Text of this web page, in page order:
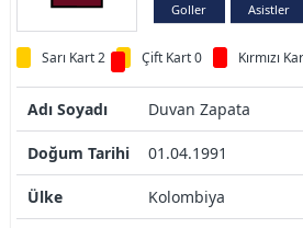
Goller Asistler
Sarı Kart 2 Çift Kart 0 Kırmızı
Adı Soyadı Duvan Zapata
Doğum Tarihi 01.04.1991
Ülke Kolombiya